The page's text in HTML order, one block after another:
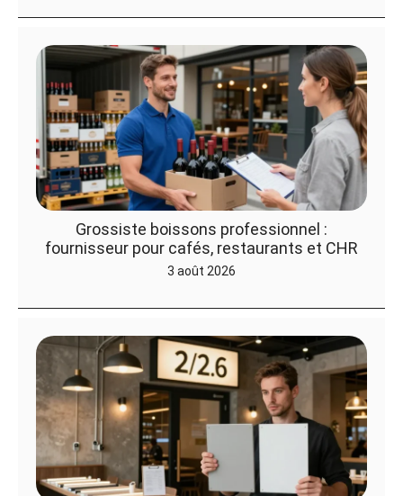
Grossiste boissons professionnel :
fournisseur pour cafés, restaurants et CHR
3 août 2026